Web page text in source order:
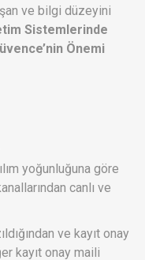
ve bilgi düzeyini
Sistemlerinde
Önemi
yoğunluğuna göre
canlı ve
ve kayıt onay
kayıt onay maili